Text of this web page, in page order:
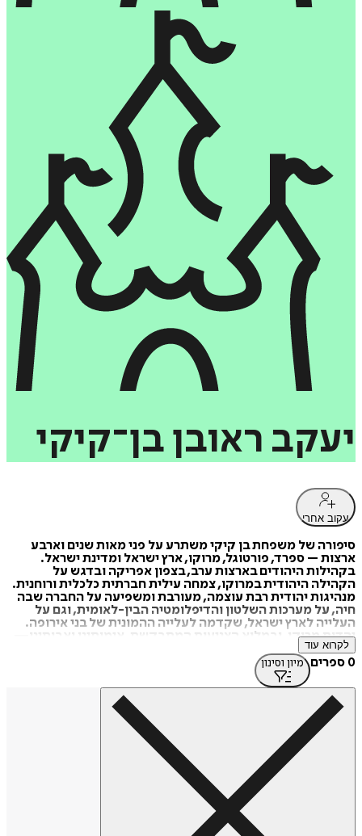
יעקב ראובן בן־קיקי
עקוב אחרי
סיפורה של משפחת בן קיקי משתרע על פני מאות שנים וארבע
ארצות – ספרד, פורטוגל, מרוקו, ארץ ישראל ומדינת ישראל.
בקהילות היהודים בארצות ערב, בצפון אפריקה ובדגש על
הקהילה היהודית במרוקו, צמחה עילית חברתית כלכלית ורוחנית.
מנהיגות יהודית רבת עוצמה, מעורבת ומשפיעה על החברה שבה
חיה, על מערכות השלטון והדיפלומטיה הבין-לאומית, וגם על
העלייה לארץ ישראל, שקדמה לעלייה ההמונית של בני אירופה.
יהדות מרוקו, ובמלוא הצניעות המתבקשת, אימותינו ואבותינו—
מיקומם ההיסטורי הוא בשורה הראשונה של אנשי הרוח ואנשי
המעשה בהיסטוריוגרפיה היהודית המודרנית. החולמים
והמגשימים.
לקרוא עוד
0 ספרים מיון וסינון